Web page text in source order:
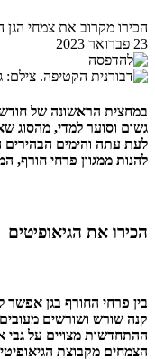
הכירו מקרוב את צמחי הגן
23 פברואר 2023
גשום וסוער למדי, מהסוג
לעת עתה והימים הבהירים
להנות ממגוון פרחי
הכירו את הגיאופיטים
בין פרחי החורף בגן אפשר
קנה שורש ושורשים
ההתחדשות מצויים על גבי
הצמחים מקבוצת